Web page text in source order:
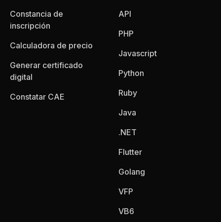
Constancia de
inscripción
Calculadora de precio
Generar certificado
digital
Constatar CAE
API
PHP
Javascript
Python
Ruby
Java
.NET
Flutter
Golang
VFP
VB6